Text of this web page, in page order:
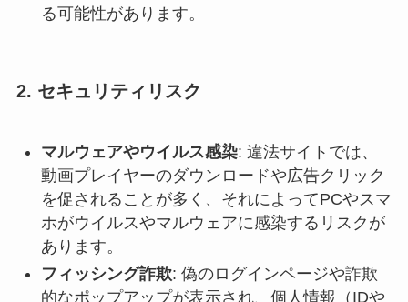
る可能性があります。
2. セキュリティリスク
マルウェアやウイルス感染: 違法サイトでは、
動画プレイヤーのダウンロードや広告クリック
を促されることが多く、それによってPCやスマ
ホがウイルスやマルウェアに感染するリスクが
あります。
フィッシング詐欺: 偽のログインページや詐欺
的なポップアップが表示され、個人情報（IDや